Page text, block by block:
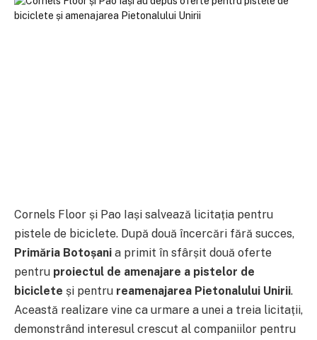
Cornels Floor și Pao Iași salvează licitația pentru
pistele de biciclete. După două încercări fără succes,
Primăria Botoșani a primit în sfârșit două oferte
pentru proiectul de amenajare a pistelor de
biciclete și pentru reamenajarea Pietonalului Unirii.
Această realizare vine ca urmare a unei a treia licitații,
demonstrând interesul crescut al companiilor pentru